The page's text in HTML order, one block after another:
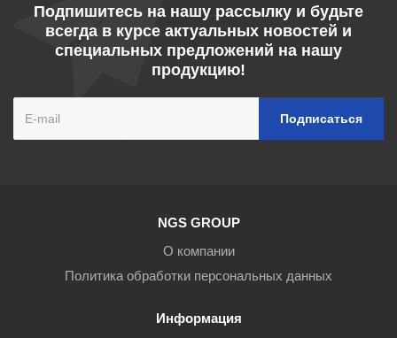
Подпишитесь на нашу рассылку и будьте
всегда в курсе актуальных новостей и
специальных предложений на нашу
продукцию!
NGS GROUP
О компании
Политика обработки персональных данных
Информация